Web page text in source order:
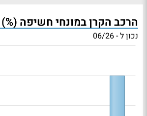
הרכב הקרן במונחי חשיפה (%)
נכון ל - 06/26